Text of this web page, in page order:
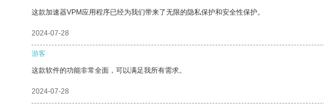
这款加速器VPM应用程序已经为我们带来了无限的隐私保护和安全性保护。
2024-07-28
游客
这款软件的功能非常全面，可以满足我所有需求。
2024-07-28